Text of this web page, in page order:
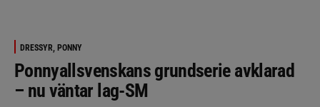
DRESSYR, PONNY
Ponnyallsvenskans grundserie avklarad
– nu väntar lag-SM